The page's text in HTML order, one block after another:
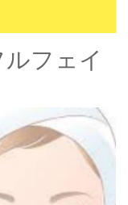
フェイ